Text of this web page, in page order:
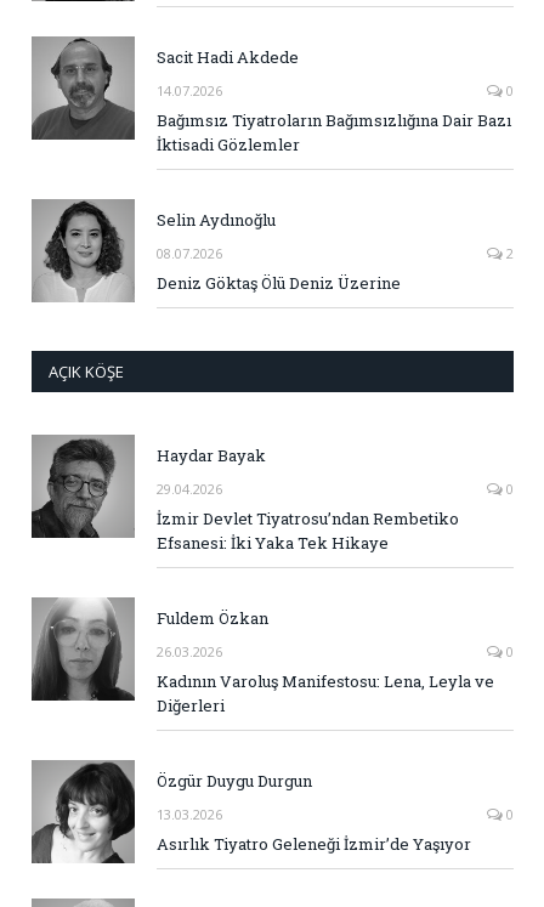
Sacit Hadi Akdede
14.07.2026 0
Bağımsız Tiyatroların Bağımsızlığına Dair Bazı
İktisadi Gözlemler
Selin Aydınoğlu
08.07.2026 2
Deniz Göktaş Ölü Deniz Üzerine
AÇIK KÖŞE
Haydar Bayak
29.04.2026 0
İzmir Devlet Tiyatrosu’ndan Rembetiko
Efsanesi: İki Yaka Tek Hikaye
Fuldem Özkan
26.03.2026 0
Kadının Varoluş Manifestosu: Lena, Leyla ve
Diğerleri
Özgür Duygu Durgun
13.03.2026 0
Asırlık Tiyatro Geleneği İzmir’de Yaşıyor